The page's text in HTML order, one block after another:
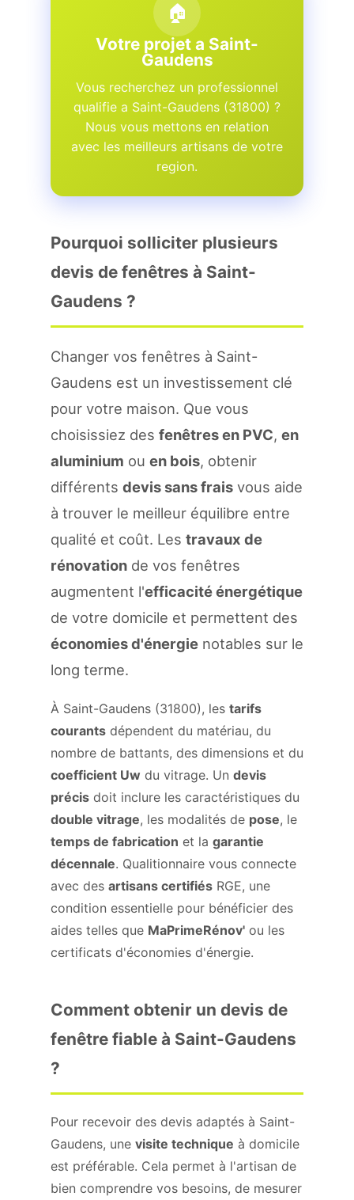
🏠
Votre projet a Saint-
Gaudens
Vous recherchez un professionnel
qualifie a Saint-Gaudens (31800) ?
Nous vous mettons en relation
avec les meilleurs artisans de votre
region.
Pourquoi solliciter plusieurs
devis de fenêtres à Saint-
Gaudens ?
Changer vos fenêtres à Saint-
Gaudens est un investissement clé
pour votre maison. Que vous
choisissiez des fenêtres en PVC, en
aluminium ou en bois, obtenir
différents devis sans frais vous aide
à trouver le meilleur équilibre entre
qualité et coût. Les travaux de
rénovation de vos fenêtres
augmentent l'efficacité énergétique
de votre domicile et permettent des
économies d'énergie notables sur le
long terme.
À Saint-Gaudens (31800), les tarifs
courants dépendent du matériau, du
nombre de battants, des dimensions et du
coefficient Uw du vitrage. Un devis
précis doit inclure les caractéristiques du
double vitrage, les modalités de pose, le
temps de fabrication et la garantie
décennale. Qualitionnaire vous connecte
avec des artisans certifiés RGE, une
condition essentielle pour bénéficier des
aides telles que MaPrimeRénov' ou les
certificats d'économies d'énergie.
Comment obtenir un devis de
fenêtre fiable à Saint-Gaudens
?
Pour recevoir des devis adaptés à Saint-
Gaudens, une visite technique à domicile
est préférable. Cela permet à l'artisan de
bien comprendre vos besoins, de mesurer